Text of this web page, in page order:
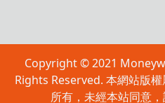
Copyright © 2021
Rights Reserved. 本網站版
所有，未經本站同意